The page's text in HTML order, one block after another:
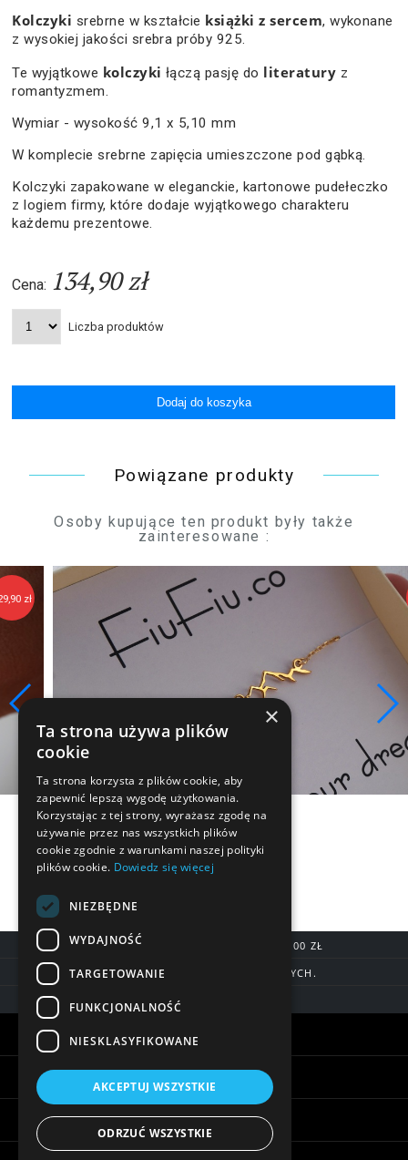
Kolczyki srebrne w kształcie książki z sercem, wykonane
z wysokiej jakości srebra próby 925.
Te wyjątkowe kolczykiłączą pasję do literatury z
romantyzmem.
Wymiar - wysokość 9,1 x 5,10 mm
W komplecie srebrne zapięcia umieszczone pod gąbką.
Kolczyki zapakowane w eleganckie, kartonowe pudełeczko
z logiem firmy, które dodaje wyjątkowego charakteru
każdemu prezentowe.
Cena: 134,90 zł
Liczba produktów
Powiązane produkty
Osoby kupujące ten produkt były także
zainteresowane :
149,90 zł
DARMOWA DOSTAWA OD 200,00 ZŁ
DOSTAWA DO 7 DNI ROBOCZYCH.
BLIK, SZYBKIE PRZELEWY
Informacje
×
Ta strona używa plików
cookie
Ta strona korzysta z plików cookie, aby
zapewnić lepszą wygodę użytkowania.
Korzystając z tej strony, wyrażasz zgodę na
używanie przez nas wszystkich plików
cookie zgodnie z warunkami naszej polityki
plików cookie. Dowiedz się więcej
NIEZBĘDNE
WYDAJNOŚĆ
TARGETOWANIE
FUNKCJONALNOŚĆ
NIESKLASYFIKOWANE
AKCEPTUJ WSZYSTKIE
ODRZUĆ WSZYSTKIE